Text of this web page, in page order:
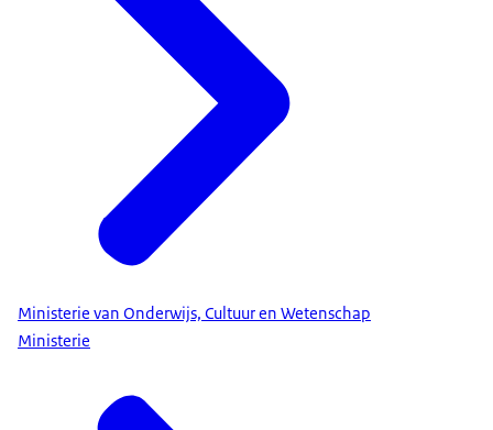
Ministerie van Onderwijs, Cultuur en Wetenschap
Ministerie